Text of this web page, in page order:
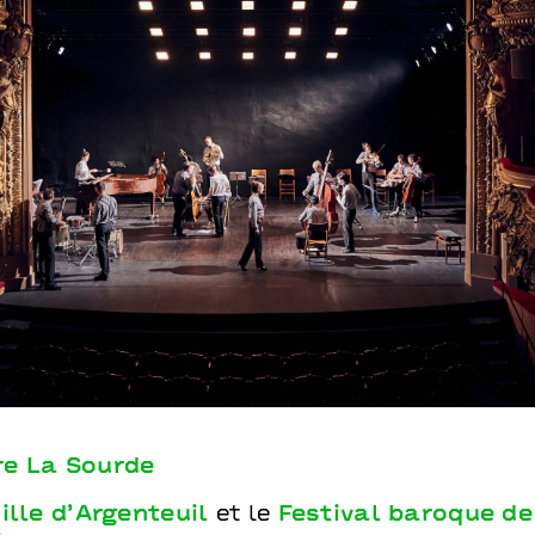
La Sourde
d’Argenteuil et le Festival baroque de